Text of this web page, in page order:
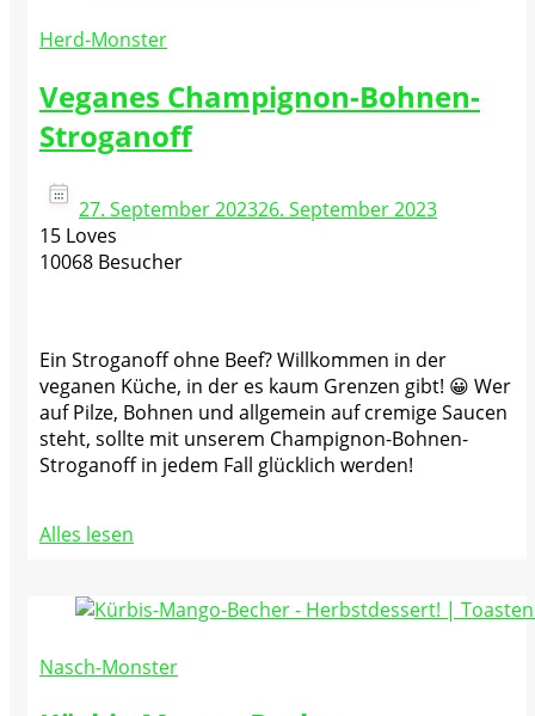
Herd-Monster
Veganes Champignon-Bohnen-
Stroganoff
27. September 202326. September 2023
15 Loves
10068 Besucher
Ein Stroganoff ohne Beef? Willkommen in der
veganen Küche, in der es kaum Grenzen gibt! 😀 Wer
auf Pilze, Bohnen und allgemein auf cremige Saucen
steht, sollte mit unserem Champignon-Bohnen-
Stroganoff in jedem Fall glücklich werden!
Alles lesen
Nasch-Monster